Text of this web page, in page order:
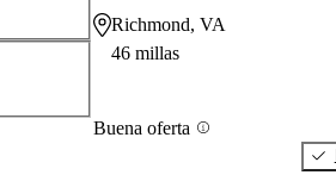
Richmond, VA
46 millas
Buena oferta